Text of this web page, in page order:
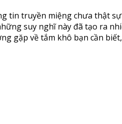
truyền miệng chưa thật
suy nghĩ này đã tạo ra
gặp về tắm khô bạn cần